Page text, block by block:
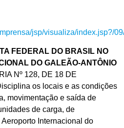
jsp/visualiza/index.jsp?/
FEDERAL DO BRASIL NO
DO GALEÃO-ANTÔNIO
Nº 128, DE 18 DE
os locais e as condições
movimentação e saída de
de carga, de
Internacional do